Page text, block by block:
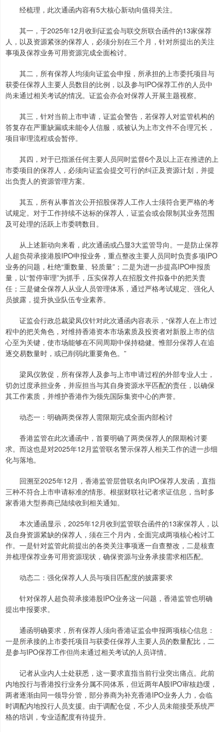
经梳理，此次通函内容有5大核心新动向值得关注。
其一，于2025年12月收到证监会与联交所联合函件的13家保荐
人，以及资源紧张的保荐人，必须分别在三个月，针对所提出的关注
事项及保荐业务可用资源完成全面检讨。
其二，所有保荐人均须向证监会申报，所承担的上市委托项目与
获委任保荐人主要人员数目的比例，以及参与IPO保荐工作的人员中
尚未通过相关考试的情况。证监会亦会对保荐人开展主题视察。
其三，针对当前上市申请，证监会警告，若保荐人对监管机构的
答复存在严重缺漏或未能令人信服，或被认为上市文件不合理冗长，
项目审理流程或会暂停。
其四，对于已指派任何主要人员同时监督6个及以上正在推进的上
市委项目的保荐人，必须向证监会提交可行的纠正及资源计划，并提
出负责人的资源管理方案。
其五，所有从事首次公开招股保荐人工作人士须符合更严格的考
试规定。对于工作持续不达标的保荐人，证监会或会限制其业务范围
及可处理的活跃上市委聘数目。
从上述新动向来看，此次通函或凸显3大监管导向。一是防止保荐
人超负荷承接港股IPO申报业务，重点整改主要人员同时负责多项IPO
业务的问题，杜绝“重数量、轻质量”；二是为进一步提高IPO申报质
量，以“暂停审理”为抓手，压实保荐人在招股文件拟备中的把关责
任；三是健全保荐人从业人员管理体系，通过严格考试规定、强化人
员披露，提升执业队伍专业素养。
证监会行政总裁梁凤仪针对此次通函内容表示，“保荐人在上市过
程中的把关角色，对维持香港资本市场素质及投资者对新股上市的信
心至为关键，使市场能够在不同周期中保持稳健。惟部分保荐人在追
逐交易数量时，或已削弱此重要角色。”
梁凤仪敦促，所有保荐人及参与上市申请过程的外部专业人士，
切勿过度承担业务，并应担当与其自身资源水平匹配的责任，以确保
其工作素质，并维护香港作为领先国际集资中心的声誉。
动态一：明确两类保荐人需限期完成全面内部检讨
香港监管在此次通函中，首要明确了两类保荐人的限期检讨要
求。而这也是对2025年12月监管联名警示保荐人相关工作的进一步细
化与落地。
回溯至2025年12月，香港监管层曾联名向IPO保荐人发函，直指
三种不符合上市申请标准的情形。根据财联社记者求证信息，当时多
家香港大型券商已陆续收到相关通知。
本次通函显示，2025年12月收到监管联合函件的13家保荐人，以
及自身资源紧缺的保荐人，须在三个月内，全面完成两项核心检讨工
作。一是针对监管此前提出的各类关注事项逐一自查整改，二是核查
并梳理保荐业务可用资源现状，确保资源与业务承接需求相匹配。
动态二：强化保荐人人员与项目匹配度的披露要求
针对保荐人超负荷承接港股IPO业务这一问题，香港监管也明确
提出申报要求。
通函明确要求，所有保荐人须向香港证监会申报两项核心信息：
一是所承接的上市委托项目与获委任保荐人主要人员的数量配比，二
是参与IPO保荐工作但尚未通过相关考试的人员详情。
记者从业内人士处获悉，这一要求直指当前行业突出痛点。此前
内地投行与香港投行业务分属不同体系，但近两年A股IPO审核趋缓，
两者逐渐由同一领导分管，部分券商为补充香港IPO业务人力，会临
时调配内地投行人员支援。由于调配仓促，不少人员未能接受系统严
格的培训，专业适配度有待提升。